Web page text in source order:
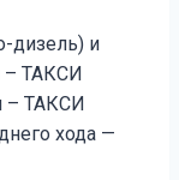
дизель) и
– ТАКСИ
– ТАКСИ
хода —